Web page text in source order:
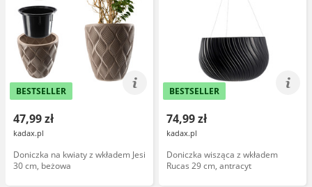
BESTSELLER
47,99 zł
kadax.pl
Doniczka na kwiaty z wkładem Jesi
30 cm, beżowa
BESTSELLER
74,99 zł
kadax.pl
Doniczka wisząca z wkładem
Rucas 29 cm, antracyt